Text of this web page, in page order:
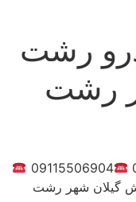
رشت
رشت
09115506904
کش گیلان شهر رشت